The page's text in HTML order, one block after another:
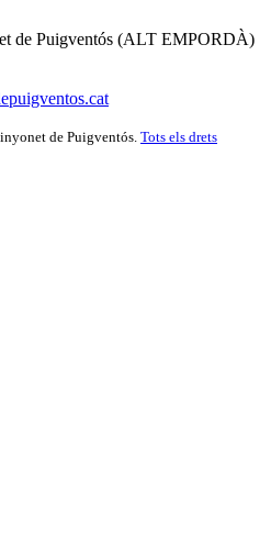
de Puigventós (ALT EMPORDÀ)
de Puigventós. Tots els drets